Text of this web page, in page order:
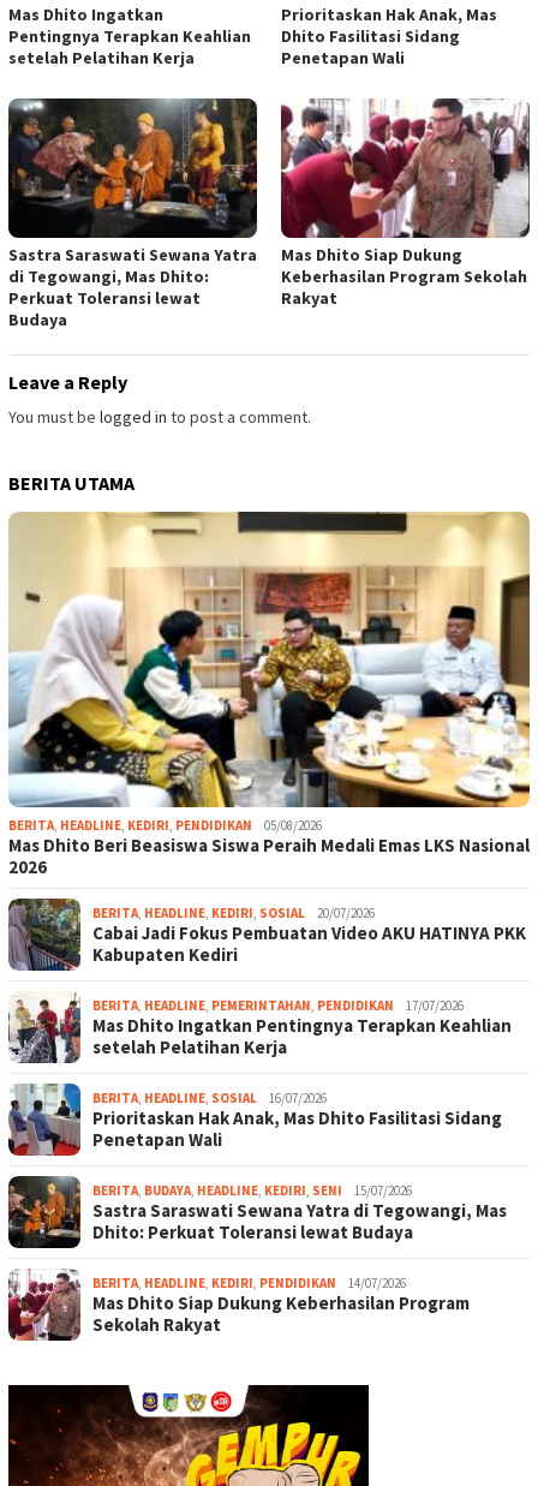
Mas Dhito Ingatkan
Pentingnya Terapkan Keahlian
setelah Pelatihan Kerja
Prioritaskan Hak Anak, Mas
Dhito Fasilitasi Sidang
Penetapan Wali
Sastra Saraswati Sewana Yatra
di Tegowangi, Mas Dhito:
Perkuat Toleransi lewat
Budaya
Mas Dhito Siap Dukung
Keberhasilan Program Sekolah
Rakyat
Leave a Reply
You must be logged in to post a comment.
BERITA UTAMA
BERITA, HEADLINE, KEDIRI, PENDIDIKAN 05/08/2026
Mas Dhito Beri Beasiswa Siswa Peraih Medali Emas LKS Nasional
2026
BERITA, HEADLINE, KEDIRI, SOSIAL 20/07/2026
Cabai Jadi Fokus Pembuatan Video AKU HATINYA PKK
Kabupaten Kediri
BERITA, HEADLINE, PEMERINTAHAN, PENDIDIKAN 17/07/2026
Mas Dhito Ingatkan Pentingnya Terapkan Keahlian
setelah Pelatihan Kerja
BERITA, HEADLINE, SOSIAL 16/07/2026
Prioritaskan Hak Anak, Mas Dhito Fasilitasi Sidang
Penetapan Wali
BERITA, BUDAYA, HEADLINE, KEDIRI, SENI 15/07/2026
Sastra Saraswati Sewana Yatra di Tegowangi, Mas
Dhito: Perkuat Toleransi lewat Budaya
BERITA, HEADLINE, KEDIRI, PENDIDIKAN 14/07/2026
Mas Dhito Siap Dukung Keberhasilan Program
Sekolah Rakyat